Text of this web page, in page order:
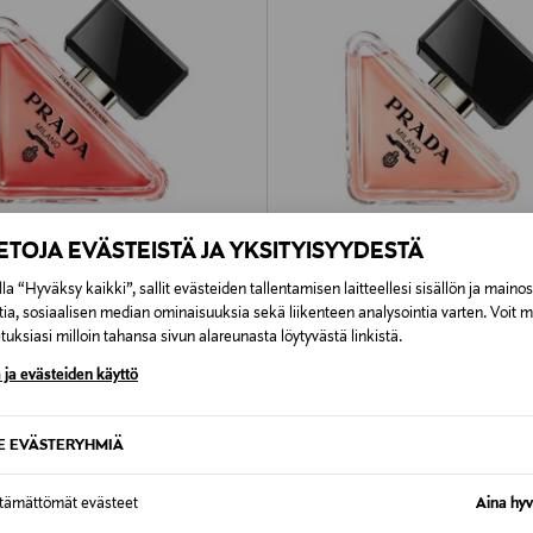
EVÄSTEISTÄ JA YKSITYISYYDESTÄ
“Hyväksy kaikki”, sallit evästeiden tallentamisen laitteellesi sisällön ja
sosiaalisen median ominaisuuksia sekä liikenteen analysointia varten. Voit
milloin tahansa sivun alareunasta löytyvästä linkistä.
ja evästeiden käyttö
EVÄSTERYHMIÄ
evästeet Aina
Price
€
PRADA